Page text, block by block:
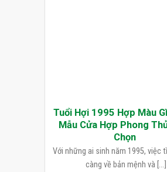
Tuổi Hợi 1995 Hợp Màu
Mẫu Cửa Hợp Phong
Chọn
Với những ai sinh năm 1995, việc
càng về bản mệnh và [...]